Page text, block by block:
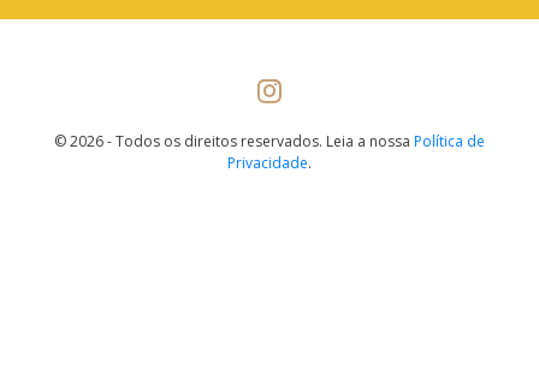
© 2026 - Todos os direitos reservados. Leia a nossa Política de
Privacidade.